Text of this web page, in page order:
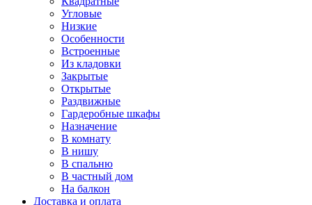
Угловые
Низкие
Особенности
Встроенные
Из кладовки
Закрытые
Открытые
Раздвижные
Гардеробные шкафы
Назначение
В комнату
В нишу
В спальню
В частный дом
На балкон
Доставка и оплата